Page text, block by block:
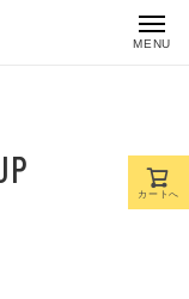
MENU
カートへ